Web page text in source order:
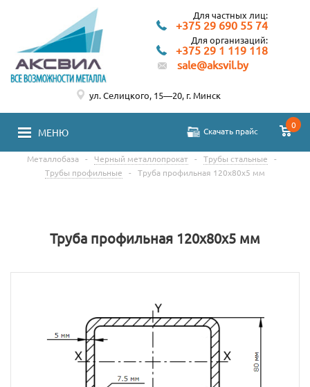
Для частных лиц:
+375 29 690 55 74
Для организаций:
+375 29 1 119 118
sale@aksvil.by
МЕНЮ Скачать прайс
0
ул. Селицкого, 15—20, г. Минск
Металлобаза - Черный металлопрокат - Трубы стальные
-
Трубы профильные
- Труба профильная 120х80х5 мм
Труба профильная 120х80х5 мм